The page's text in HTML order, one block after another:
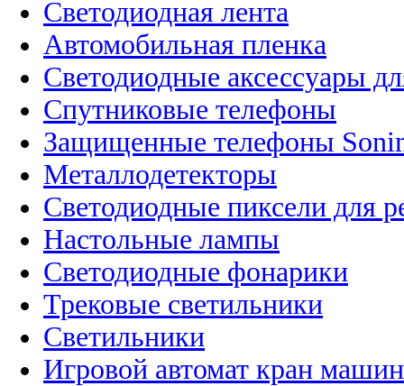
Светодиодная лента
Автомобильная пленка
Светодиодные аксессуары
Спутниковые телефоны
Защищенные телефоны
Металлодетекторы
Светодиодные пиксели для
Настольные лампы
Светодиодные фонарики
Трековые светильники
Светильники
Игровой автомат кран